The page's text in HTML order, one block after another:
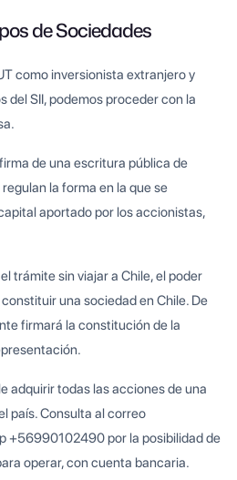
de Sociedades
como inversionista extranjero y
del SII, podemos proceder con la
de una escritura pública de
la forma en la que se
aportado por los accionistas,
trámite sin viajar a Chile, el poder
una sociedad en Chile. De
firmará la constitución de la
adquirir todas las acciones de una
país. Consulta al correo
+56990102490 por la posibilidad de
operar, con cuenta bancaria.